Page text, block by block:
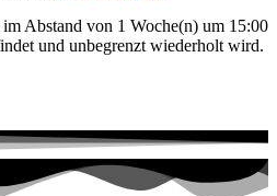
Abstand von 1 Woche(n) um 15:00
und unbegrenzt wiederholt wird.